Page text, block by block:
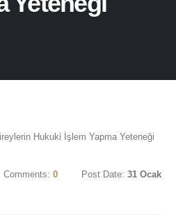
Comments: 0 Post Date: 31 Ocak